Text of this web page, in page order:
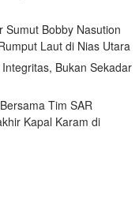
Sumut Bobby Nasution
Laut di Nias Utara
Bukan Sekadar
Tim SAR
Kapal Karam di